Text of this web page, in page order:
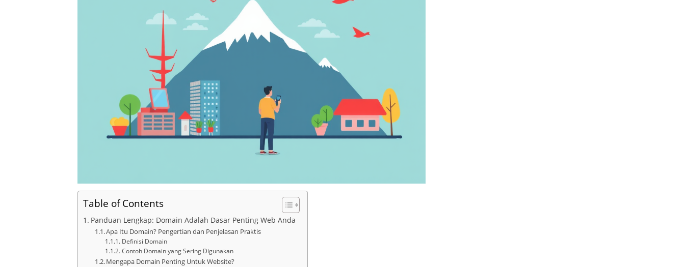
Table of Contents
Panduan Lengkap: Domain Adalah Dasar Penting Web Anda
Apa Itu Domain? Pengertian dan Penjelasan Praktis
Definisi Domain
Contoh Domain yang Sering Digunakan
Mengapa Domain Penting Untuk Website?